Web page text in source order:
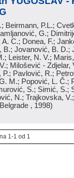
Beirmann, P.L.;
G.;
C.; Donea, F.;
Jovanović, B. D.;
Leister, N. V.;
Milošević - Zdjelar,
Pavlović, R.;
M.; Popović, L. Č.;
S.; Simić, S.;
N.; Trajkovska,
, 1998)
1-1 od 1